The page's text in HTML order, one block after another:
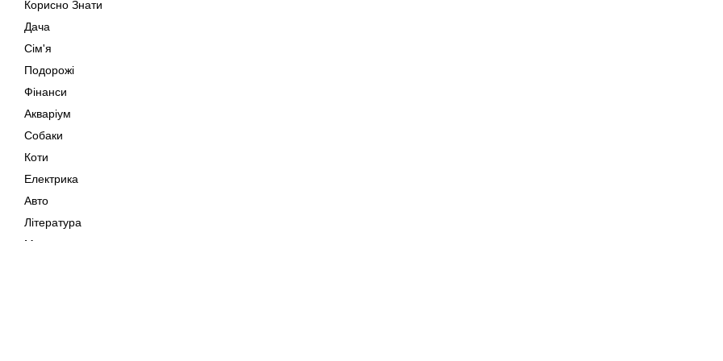
Корисно Знати
Дача
Сім'я
Подорожі
Фінанси
Акваріум
Собаки
Коти
Електрика
Авто
Література
Музика